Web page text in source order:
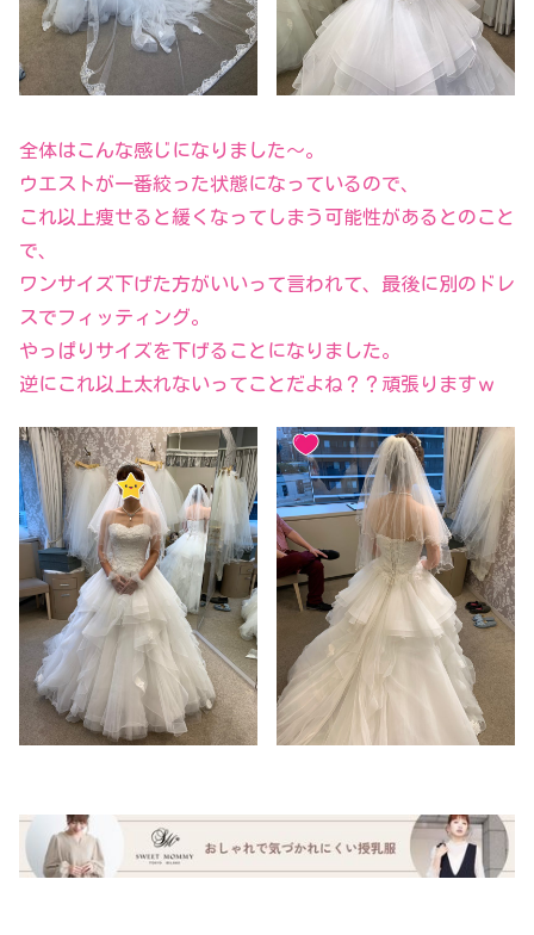
全体はこんな感じになりました～。
ウエストが一番絞った状態になっているので、
これ以上痩せると緩くなってしまう可能性があるとのこと
で、
ワンサイズ下げた方がいいって言われて、最後に別のドレ
スでフィッティング。
やっぱりサイズを下げることになりました。
逆にこれ以上太れないってことだよね？？頑張りますｗ